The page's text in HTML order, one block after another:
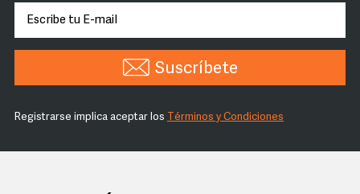
Suscríbete
Registrarse implica aceptar los Términos y Condiciones